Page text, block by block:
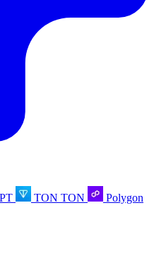
TON TON
Polygon